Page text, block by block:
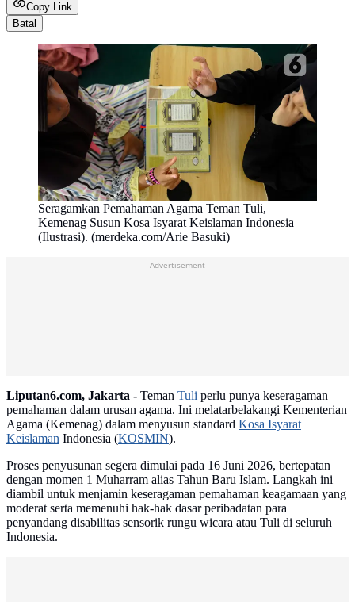
Copy Link
Batal
Seragamkan Pemahaman Agama Teman Tuli,
Kemenag Susun Kosa Isyarat Keislaman Indonesia
(Ilustrasi). (merdeka.com/Arie Basuki)
Advertisement
Liputan6.com, Jakarta - Teman Tuli perlu punya keseragaman
pemahaman dalam urusan agama. Ini melatarbelakangi Kementerian
Agama (Kemenag) dalam menyusun standard Kosa Isyarat
Keislaman Indonesia (KOSMIN).
Proses penyusunan segera dimulai pada 16 Juni 2026, bertepatan
dengan momen 1 Muharram alias Tahun Baru Islam. Langkah ini
diambil untuk menjamin keseragaman pemahaman keagamaan yang
moderat serta memenuhi hak-hak dasar peribadatan para
penyandang disabilitas sensorik rungu wicara atau Tuli di seluruh
Indonesia.